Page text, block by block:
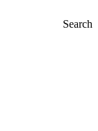
Search